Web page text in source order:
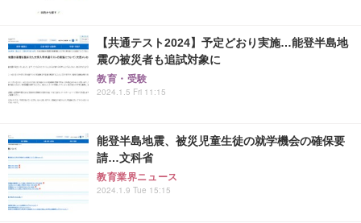
【共通テスト2024】予定どおり実施…能登半島地
震の被災者も追試対象に
教育・受験
2024.1.5 Fri 11:15
能登半島地震、被災児童生徒の就学機会の確保要
請…文科省
教育業界ニュース
2024.1.9 Tue 15:15